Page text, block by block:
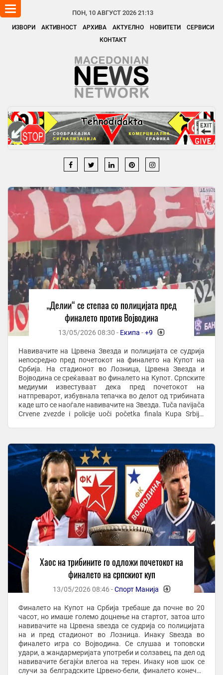
ПОН, 10 АВГУСТ 2026 21:13
ИЗВОРИ АКТИВНОСТ АРХИВА АКТУЕЛНО НОВИТЕТИ
СЕРВИСИ
КОНТАКТ
Toggle
navigation
„Делии“ се степаа со полицијата пред
финалето против Војводина
13/05/2026 08:30 - Екипа -+9 -
Навивачите на Црвена Звезда и полицијата се судрија
непосредно пред почетокот на финалето на Купот на
Србија. На стадионот во Лозница, Црвена Звезда и
Војводина се среќаваат во финалето на Купот. Српските
медиуми известуваат дека пред почетокот на
натпреварот, избувнала тепачка во делот од трибината
каде што се наоѓале навивачите на Звезда. Tuča navijača
Crvene zvezde i policije uoči početka finala Kupa Srbije.
Хаос на трибините го одложи почетокот на
финалето на српскиот куп
13/05/2026 08:46 -Спорт Манија -
Финалето на Купот на Србија требаше да почне во 20
часот, но имаше големо доцнење на стартот, затоа што
навивачите на Црвена ѕвезда се судрија со полицијата
на и пред стадионот во Лозница. Инаку Ѕвезда во
финалето игра со Војводина. Се слушаа и топовски
удари, а жандармеријата употреби и солзавец, па дел од
навивачите бегајќи влегоа на терен. Инаку нов шок се
случи за белградските Црвено-бели, финалето конечно